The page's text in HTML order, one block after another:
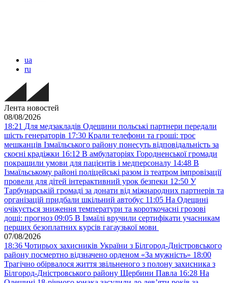
ua
ru
Лента новостей
08/08/2026
18:21 Для медзакладів Одещини польські партнери передали
шість генераторів 17:30 Крали телефони та гроші: троє
мешканців Ізмаїльського району понесуть відповідальність за
скоєні крадіжки 16:12 В амбулаторіях Городненської громади
покращили умови для пацієнтів і медперсоналу 14:48 В
Ізмаїльському районі поліцейські разом із театром імпровізації
провели для дітей інтерактивний урок безпеки 12:50 У
Тарбунарській громаді за донати від міжнародних партнерів та
організацій придбали шкільний автобус 11:05 На Одещині
очікується зниження температури та короткочасні грозові
дощі: прогноз 09:05 В Ізмаїлі вручили сертифікати учасникам
перших безоплатних курсів гагаузької мови
07/08/2026
18:36 Чотирьох захисників України з Білгород-Дністровського
району посмертно відзначено орденом «За мужність» 18:00
Трагічно обірвалося життя звільненого з полону захисника з
Білгород-Дністровського району Щербини Павла 16:28 На